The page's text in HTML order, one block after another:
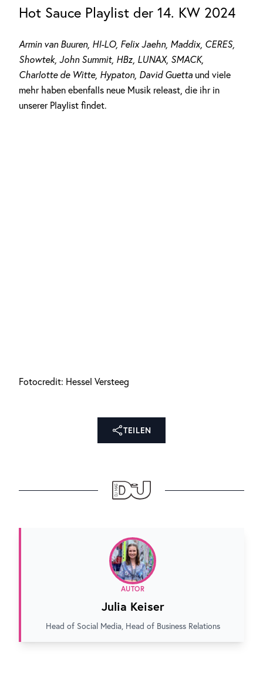
Hot Sauce Playlist der 14. KW 2024
Armin van Buuren, HI-LO, Felix Jaehn, Maddix, CERES,
Showtek, John Summit, HBz, LUNAX, SMACK,
Charlotte de Witte, Hypaton, David Guetta und viele
mehr haben ebenfalls neue Musik releast, die ihr in
unserer Playlist findet.
Fotocredit: Hessel Versteeg
TEILEN
AUTOR
Julia Keiser
Head of Social Media, Head of Business Relations